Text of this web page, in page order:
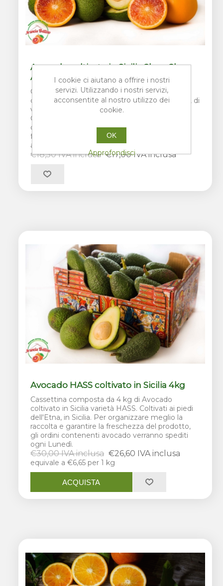
Avocado coltivato in Sicilia 2kg + 2kg
Arance
Cassettina composta da 2 kg di Avocado
coltivato in Sicilia varietà Hass + 2 kg di Arance, di
varietà in base alla disponibilità del momento.
Coltivati ai piedi dell'Etna, in Sicilia. Per
organizzare meglio la raccolta e garantire la
freschezza del prodotto, gli ordini contenenti
avocado verranno spediti ogni Lunedì.
€18,50 IVA inclusa €17,00 IVA inclusa
Avocado HASS coltivato in Sicilia 4kg
Cassettina composta da 4 kg di Avocado
coltivato in Sicilia varietà HASS. Coltivati ai piedi
dell'Etna, in Sicilia. Per organizzare meglio la
raccolta e garantire la freschezza del prodotto,
gli ordini contenenti avocado verranno spediti
ogni Lunedì.
€30,00 IVA inclusa €26,60 IVA inclusa
equivale a €6,65 per 1 kg
ACQUISTA
I cookie ci aiutano a offrire i nostri
servizi. Utilizzando i nostri servizi,
acconsentite al nostro utilizzo dei
cookie.
OK
Approfondisci